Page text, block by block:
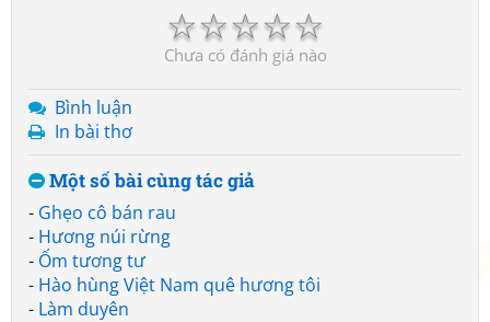
☆
☆
☆
☆
☆
Chưa có đánh giá nào
Bình luận
In bài thơ
Một số bài cùng tác giả
- Ghẹo cô bán rau
- Hương núi rừng
- Ốm tương tư
- Hào hùng Việt Nam quê hương tôi
- Làm duyên